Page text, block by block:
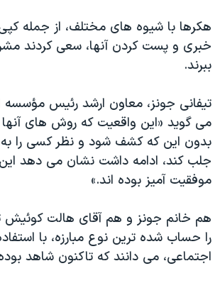
هکرها با شیوه های مختلف، از جمله
خبری و پست کردن آنها، سعی کردند
ببرند.
تیفانی جونز، معاون ارشد رئیس مؤسسه
بدون این که کشف شود و نظر کسی را به
جلب کند، ادامه داشت نشان می دهد
موفقیت آمیز بوده اند.»
هم خانم جونز و هم آقای هالت کوئیش
را حساب شده ترین نوع مبارزه، با
اجتماعی، می دانند که تاکنون شاهد